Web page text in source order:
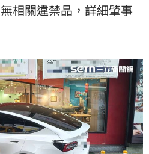
相關違禁品，詳細肇事